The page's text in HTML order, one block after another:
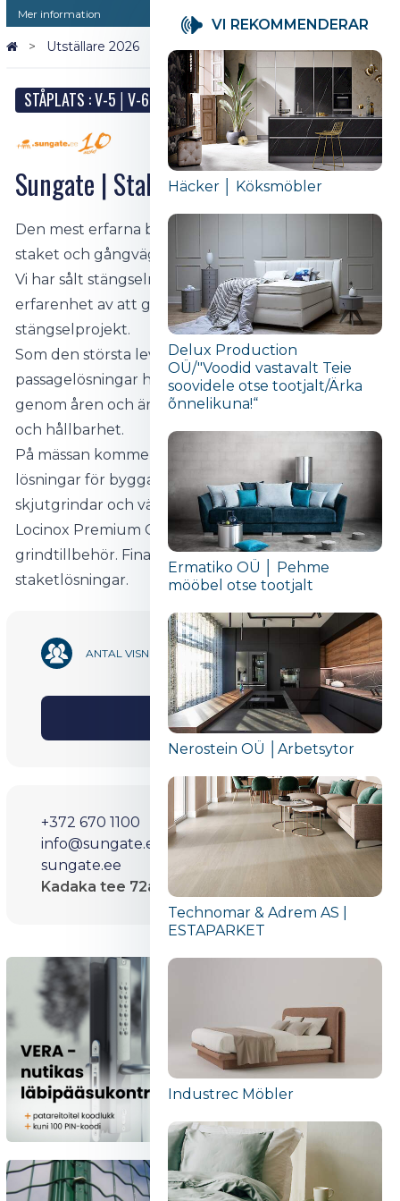
Mer information
Utställare 2026 Sungate | Staket, barriärer
STÅPLATS : V-5│V-6
Sungate | Staket, barriärer
Den mest erfarna byggaren av högkvalitativa
staket och gångvägar i Baltikum.
Vi har sålt stängselmaterial i över 20 år och har
erfarenhet av att genomföra tekniskt krävande
stängselprojekt.
Som den största leverantören av stängsel- och
passagelösningar har vi testat alla våra produkter
genom åren och är övertygade om deras kvalitet
och hållbarhet.
På mässan kommer vi att erbjuda. Kompletta
lösningar för byggarbetsplatser - mobila stängsel,
skjutgrindar och vändkors. EMTA accesslösning.
Locinox Premium Class tillträdeskontroll och
grindtillbehör. Fina barriärer och automatiska
staketlösningar.
ANTAL VISNINGAR 27 108
Aktie
+372 670 1100
info@sungate.ee
sungate.ee
Kadaka tee 72a, 12618 Tallinn, Estonia
VI REKOMMENDERAR
Häcker │ Köksmöbler
Delux Production
OÜ/"Voodid vastavalt Teie
soovidele otse tootjalt/Ärka
õnnelikuna!“
Ermatiko OÜ │ Pehme
mööbel otse tootjalt
Nerostein OÜ │Arbetsytor
Technomar & Adrem AS |
ESTAPARKET
Industrec Möbler